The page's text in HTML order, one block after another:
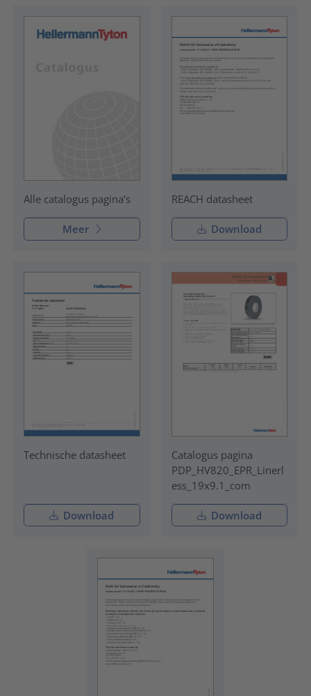
Alle catalogus pagina’s
Meer
REACH datasheet
Download
Technische datasheet
Download
Catalogus pagina
PDP_HV820_EPR_Linerl
ess_19x9.1_com
Download